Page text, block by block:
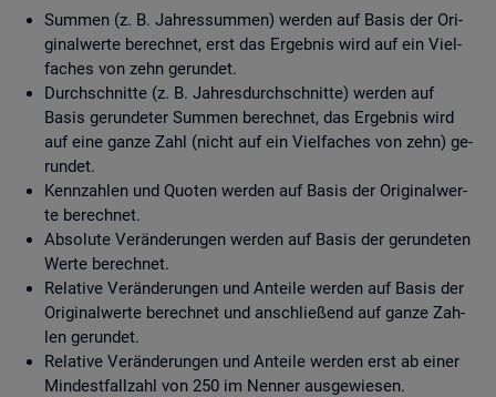
Sum­men (z. B. Jah­res­sum­men) wer­den auf Basis der Ori­
gi­nal­wer­te be­rech­net, erst das Er­geb­nis wird auf ein Viel­
fa­ches von zehn ge­run­det.
Durch­schnit­te (z. B. Jah­res­durch­schnit­te) wer­den auf
Basis ge­run­de­ter Sum­men be­rech­net, das Er­geb­nis wird
auf eine ganze Zahl (nicht auf ein Viel­fa­ches von zehn) ge­
run­det.
Kenn­zah­len und Quo­ten wer­den auf Basis der Ori­gi­nal­wer­
te be­rech­net.
Ab­so­lu­te Ver­än­de­run­gen wer­den auf Basis der ge­run­de­ten
Werte be­rech­net.
Re­la­ti­ve Ver­än­de­run­gen und An­tei­le wer­den auf Basis der
Ori­gi­nal­wer­te be­rech­net und an­schlie­ßend auf ganze Zah­
len ge­run­det.
Re­la­ti­ve Ver­än­de­run­gen und An­tei­le wer­den erst ab einer
Min­dest­fall­zahl von 250 im Nen­ner aus­ge­wie­sen.